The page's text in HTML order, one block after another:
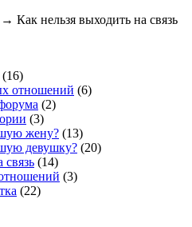
→ Как нельзя выходить на связь
(16)
отношений (6)
(2)
(3)
жену? (13)
девушку? (20)
(14)
(3)
(22)